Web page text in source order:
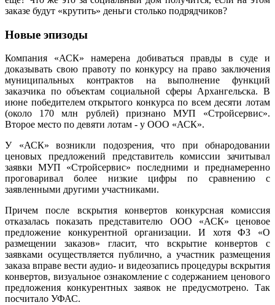
заказе будут «крутить» деньги столько подрядчиков?
Новые эпизоды
Компания «АСК» намерена добиваться правды в суде и
доказывать свою правоту по конкурсу на право заключения
муниципальных контрактов на выполнение функций
заказчика по объектам социальной сферы Архангельска. В
июне победителем открытого конкурса по всем десяти лотам
(около 170 млн рублей) признано МУП «Стройсервис».
Второе место по девяти лотам - у ООО «АСК».
У «АСК» возникли подозрения, что при обнародовании
ценовых предложений представитель комиссии зачитывал
заявки МУП «Стройсервис» последними и преднамеренно
проговаривал более низкие цифры по сравнению с
заявленными другими участниками.
Причем после вскрытия конвертов конкурсная комиссия
отказалась показать представителю ООО «АСК» ценовое
предложение конкурентной организации. И хотя ФЗ «О
размещении заказов» гласит, что вскрытие конвертов с
заявками осуществляется публично, а участник размещения
заказа вправе вести аудио- и видеозапись процедуры вскрытия
конвертов, визуальное ознакомление с содержанием ценового
предложения конкурентных заявок не предусмотрено. Так
посчитало УФАС.